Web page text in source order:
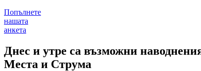
Попълнете
нашата
анкета
Днес и утре са възможни
Места и Струма